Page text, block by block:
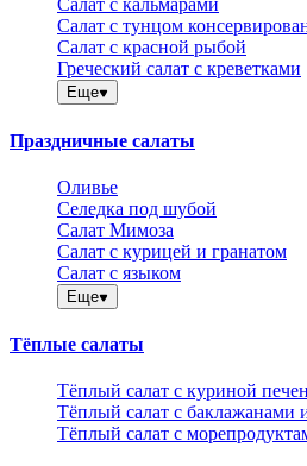
Салат с кальмарами
Салат с тунцом
Салат с красной рыбой
Греческий салат с креветками
Еще
Праздничные салаты
Оливье
Селедка под шубой
Салат Мимоза
Салат с курицей и гранатом
Салат с языком
Еще
Тёплые салаты
Тёплый салат с куриной
Тёплый салат с баклажанами
Тёплый салат с